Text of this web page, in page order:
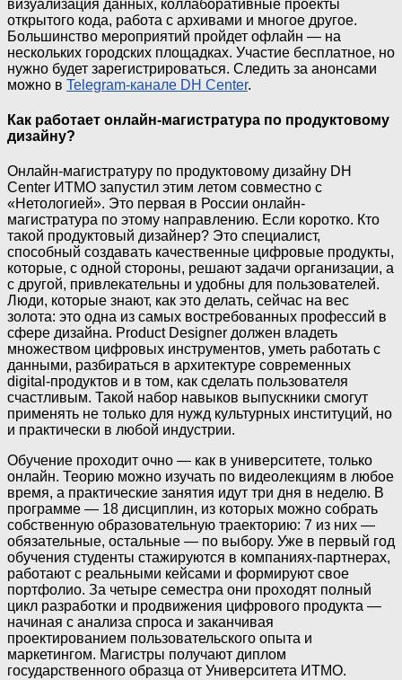
визуализация данных, коллаборативные проекты
открытого кода, работа с архивами и многое другое.
Большинство мероприятий пройдет офлайн — на
нескольких городских площадках. Участие бесплатное, но
нужно будет зарегистрироваться. Следить за анонсами
можно в Telegram-канале DH Center.
Как работает онлайн-магистратура по продуктовому
дизайну?
Онлайн-магистратуру по продуктовому дизайну DH
Center ИТМО запустил этим летом совместно с
«Нетологией». Это первая в России онлайн-
магистратура по этому направлению. Если коротко. Кто
такой продуктовый дизайнер? Это специалист,
способный создавать качественные цифровые продукты,
которые, с одной стороны, решают задачи организации, а
с другой, привлекательны и удобны для пользователей.
Люди, которые знают, как это делать, сейчас на вес
золота: это одна из самых востребованных профессий в
сфере дизайна. Product Designer должен владеть
множеством цифровых инструментов, уметь работать с
данными, разбираться в архитектуре современных
digital-продуктов и в том, как сделать пользователя
счастливым. Такой набор навыков выпускники смогут
применять не только для нужд культурных институций, но
и практически в любой индустрии.
Обучение проходит очно — как в университете, только
онлайн. Теорию можно изучать по видеолекциям в любое
время, а практические занятия идут три дня в неделю. В
программе — 18 дисциплин, из которых можно собрать
собственную образовательную траекторию: 7 из них —
обязательные, остальные — по выбору. Уже в первый год
обучения студенты стажируются в компаниях-партнерах,
работают с реальными кейсами и формируют свое
портфолио. За четыре семестра они проходят полный
цикл разработки и продвижения цифрового продукта —
начиная с анализа спроса и заканчивая
проектированием пользовательского опыта и
маркетингом. Магистры получают диплом
государственного образца от Университета ИТМО.